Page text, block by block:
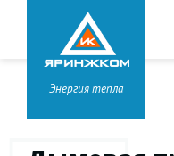
Звонок бесплатный
8 800 333-99-01
Головной офис в
+7 (4852) 67-96-00
Энергия тепла